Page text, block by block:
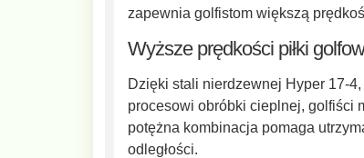
zapewnia golfistom większą
Wyższe prędkości piłki
Dzięki stali nierdzewnej Hyper 17-
procesowi obróbki cieplnej, golfiści
potężna kombinacja pomaga
odległości.